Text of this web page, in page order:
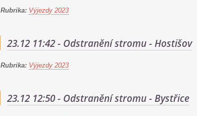
Rubrika: Výjezdy 2023
23.12 11:42 - Odstranění stromu - Hostišov
Rubrika: Výjezdy 2023
23.12 12:50 - Odstranění stromu - Bystřice